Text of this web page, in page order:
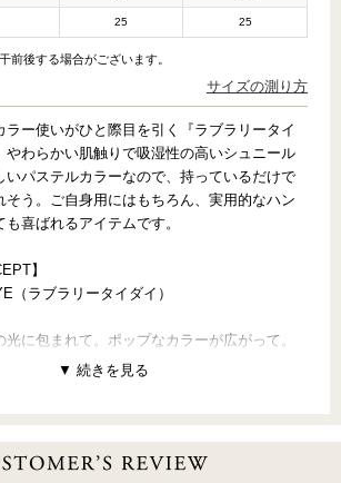
25 25
前後する場合がございます。
サイズの測り方
ラー使いがひと際目を引く『ラブラリータイ
やわらかい肌触りで吸湿性の高いシュニール
いパステルカラーなので、持っているだけで
そう。ご自身用にはもちろん、実用的なハン
喜ばれるアイテムです。
】
（ラブラリータイダイ）
に包まれて。ポップなカラーが広がって。
づいていくと、いつのまにか元気いっぱい！